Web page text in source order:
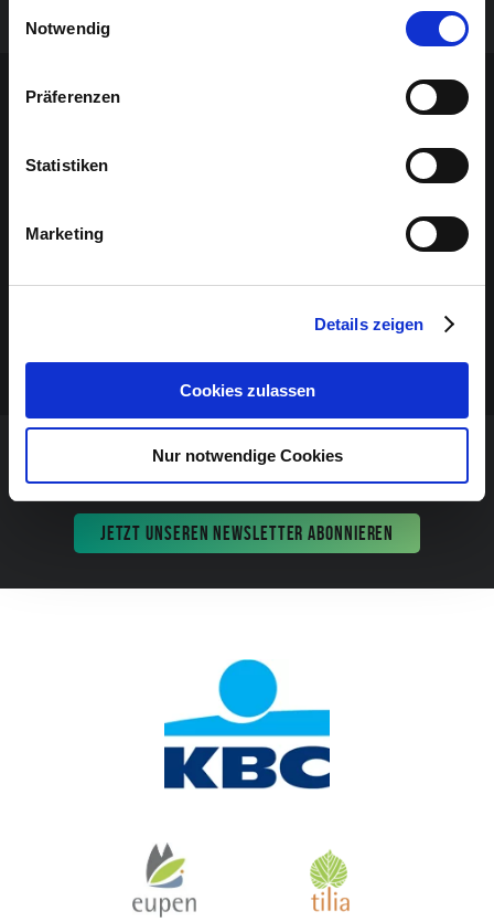
Notwendig
Präferenzen
Statistiken
Marketing
Details zeigen
Cookies zulassen
Nur notwendige Cookies
VERANSTALTUNG VERPASST?
JETZT UNSEREN NEWSLETTER ABONNIEREN